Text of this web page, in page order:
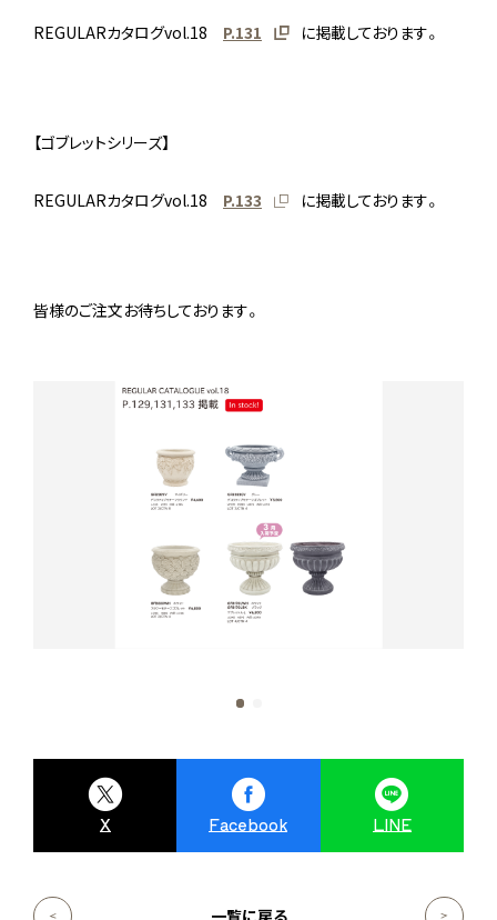
REGULARカタログvol.18 P.131 に掲載しております。
【ゴブレットシリーズ】
REGULARカタログvol.18 P.133 に掲載しております。
皆様のご注文お待ちしております。
X Facebook LINE